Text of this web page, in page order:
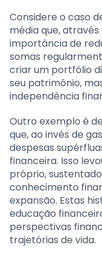
Considere o caso
média que,
importância de
somas
criar um portfólio
seu patrimônio,
independência
Outro exemplo é
que, ao invés de
despesas
financeira. Isso
próprio,
conhecimento
expansão. Estas
educação
perspectivas
trajetórias de vida.